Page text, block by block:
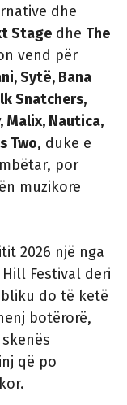
dhe
Stage dhe The
vend për
Sytë, Bana
Snatchers,
Malix, Nautica,
Two, duke e
por
muzikore
2026 një nga
Festival deri
do të ketë
botërorë,
që po